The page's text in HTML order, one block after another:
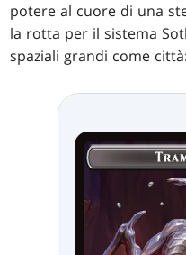
potere al cuore di una
la rotta per il sistema
spaziali grandi come